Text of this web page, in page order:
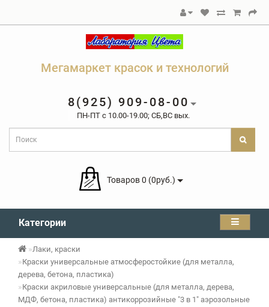
Мегамаркет красок и технологий
8(925) 909-08-00
ПН-ПТ c 10.00-19.00; СБ,ВС вых.
Товаров 0 (0руб.)
Категории
Лаки, краски
Краски универсальные атмосферостойкие (для металла,
дерева, бетона, пластика)
Краски акриловые универсальные (для металла, дерева,
МДФ, бетона, пластика) антикоррозийные "3 в 1" аэрозольные